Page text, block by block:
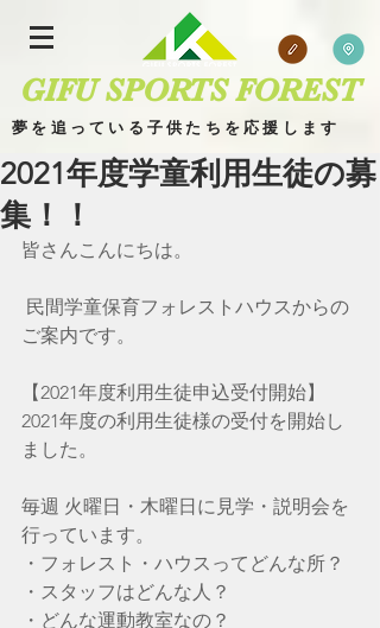
GIFU SPORTS FOREST
夢を追っている子供たちを応援します
ブログ 場所
2021年度学童利用生徒の募
集！！
皆さんこんにちは。
ご案内です。
【2021年度利用生徒申込受付開始】
2021年度の利用生徒様の受付を開始し
ました。
毎週 火曜日・木曜日に見学・説明会を
行っています。
・フォレスト・ハウスってどんな所？
・スタッフはどんな人？
・どんな運動教室なの？